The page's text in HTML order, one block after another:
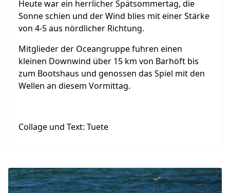
Heute war ein herrlicher Spätsommertag, die
Sonne schien und der Wind blies mit einer Stärke
von 4-5 aus nördlicher Richtung.
Mitglieder der Oceangruppe fuhren einen
kleinen Downwind über 15 km von Barhöft bis
zum Bootshaus und genossen das Spiel mit den
Wellen an diesem Vormittag.
Collage und Text: Tuete